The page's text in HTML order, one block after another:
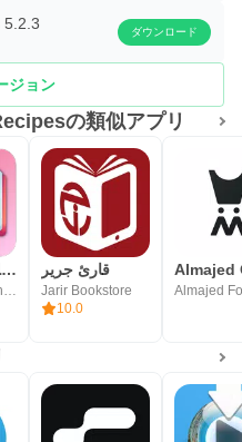
5.2.3 ダウンロード
ジョン
の類似アプリ
رواياتي (عربية-خليجية-سعودية) قارئ جرير
Jarir Bookstore
10.0